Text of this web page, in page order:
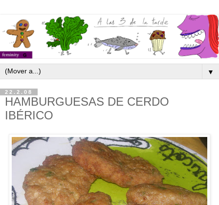
▼
22.2.08
HAMBURGUESAS DE CERDO
IBÉRICO